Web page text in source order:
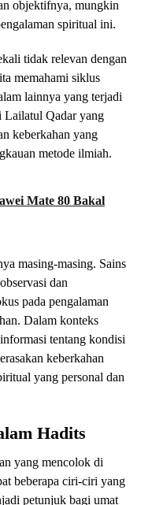
objektifnya, mungkin
spiritual ini.
tidak relevan dengan
memahami siklus
lainnya yang terjadi
Lailatul Qadar yang
keberkahan yang
metode ilmiah.
Mate 80 Bakal
masing-masing. Sains
dan
pada pengalaman
Dalam konteks
tentang kondisi
keberkahan
yang personal dan
Hadits
yang mencolok di
beberapa ciri-ciri yang
petunjuk bagi umat